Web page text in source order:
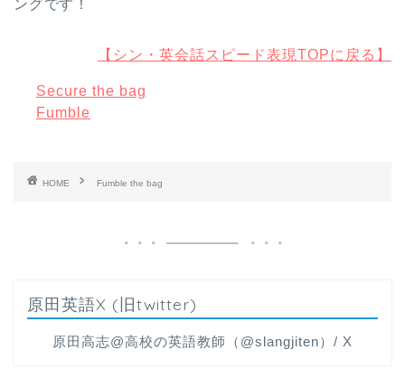
ングです！
【シン・英会話スピード表現TOPに戻る】
Secure the bag
Fumble
HOME Fumble the bag
原田英語X (旧twitter)
原田高志@高校の英語教師（@slangjiten）/ X